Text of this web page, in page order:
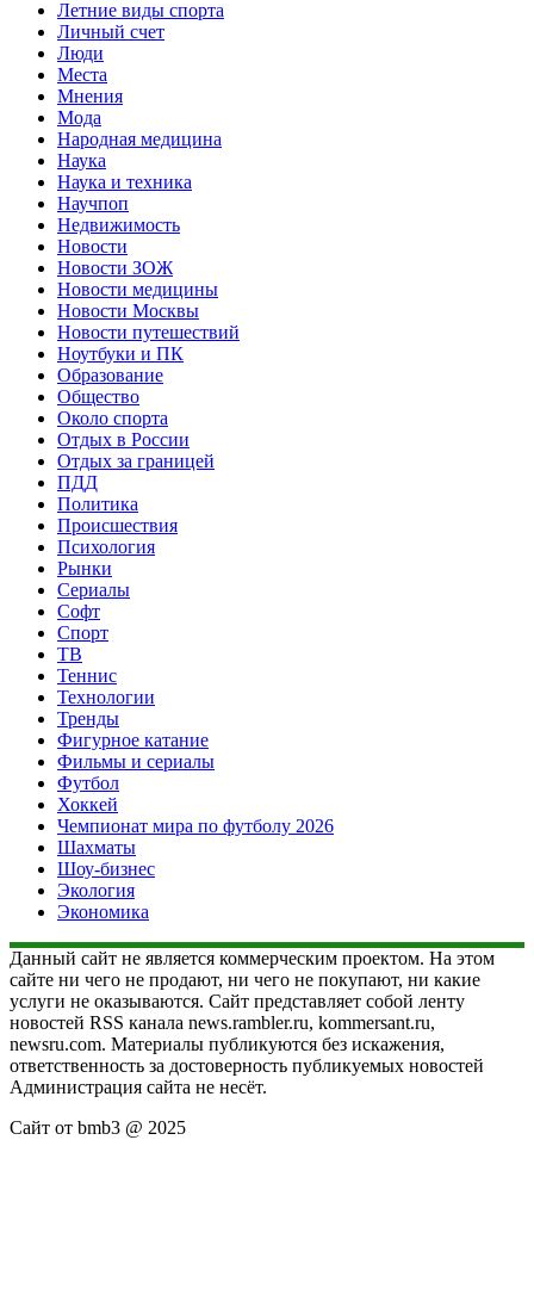
Летние виды спорта
Личный счет
Люди
Места
Мнения
Мода
Народная медицина
Наука
Наука и техника
Научпоп
Недвижимость
Новости
Новости ЗОЖ
Новости медицины
Новости Москвы
Новости путешествий
Ноутбуки и ПК
Образование
Общество
Около спорта
Отдых в России
Отдых за границей
ПДД
Политика
Происшествия
Психология
Рынки
Сериалы
Софт
Спорт
ТВ
Теннис
Технологии
Тренды
Фигурное катание
Фильмы и сериалы
Футбол
Хоккей
Чемпионат мира по футболу 2026
Шахматы
Шоу-бизнес
Экология
Экономика
Данный сайт не является коммерческим проектом. На этом
сайте ни чего не продают, ни чего не покупают, ни какие
услуги не оказываются. Сайт представляет собой ленту
новостей RSS канала news.rambler.ru, kommersant.ru,
newsru.com. Материалы публикуются без искажения,
ответственность за достоверность публикуемых новостей
Администрация сайта не несёт.
Сайт от bmb3 @ 2025